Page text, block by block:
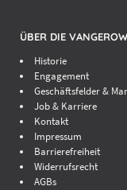
ÜBER DIE
Historie
Engagement
Geschäftsfelder &
Job & Karriere
Kontakt
Impressum
Barrierefreiheit
Widerrufsrecht
AGBs